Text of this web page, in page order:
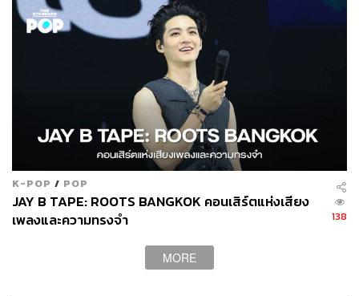
K-POP / POP
JAY B TAPE: ROOTS BANGKOK คอนเสิร์ตแห่งเสียง
เพลงและความทรงจำ
138
MORE